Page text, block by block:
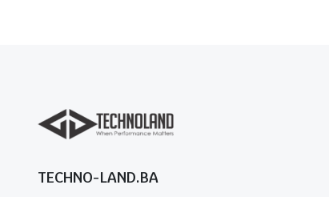
TECHNO-LAND.BA